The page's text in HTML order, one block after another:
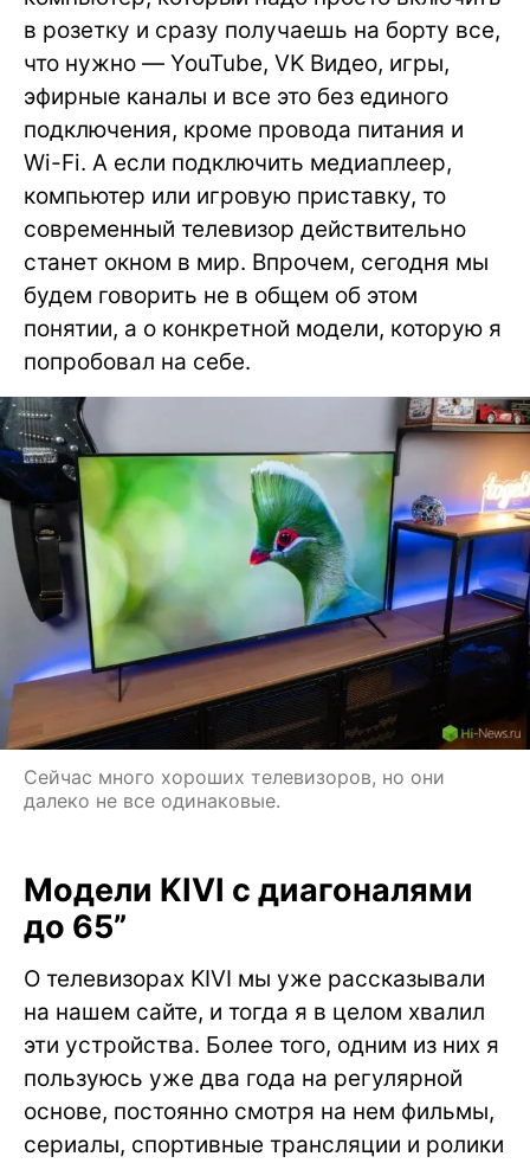
в розетку и сразу получаешь на борту все,
что нужно — YouTube, VK Видео, игры,
эфирные каналы и все это без единого
подключения, кроме провода питания и
Wi-Fi. А если подключить медиаплеер,
компьютер или игровую приставку, то
современный телевизор действительно
станет окном в мир. Впрочем, сегодня мы
будем говорить не в общем об этом
понятии, а о конкретной модели, которую я
попробовал на себе.
Сейчас много хороших телевизоров, но они
далеко не все одинаковые.
Модели KIVI с диагоналями
до 65”
О телевизорах KIVI мы уже рассказывали
на нашем сайте, и тогда я в целом хвалил
эти устройства. Более того, одним из них я
пользуюсь уже два года на регулярной
основе, постоянно смотря на нем фильмы,
сериалы, спортивные трансляции и ролики